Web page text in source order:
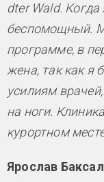
dter Wald.
беспомощный.
программе, в
жена, так как я
усилиям
на ноги.
курортном
Ярослав